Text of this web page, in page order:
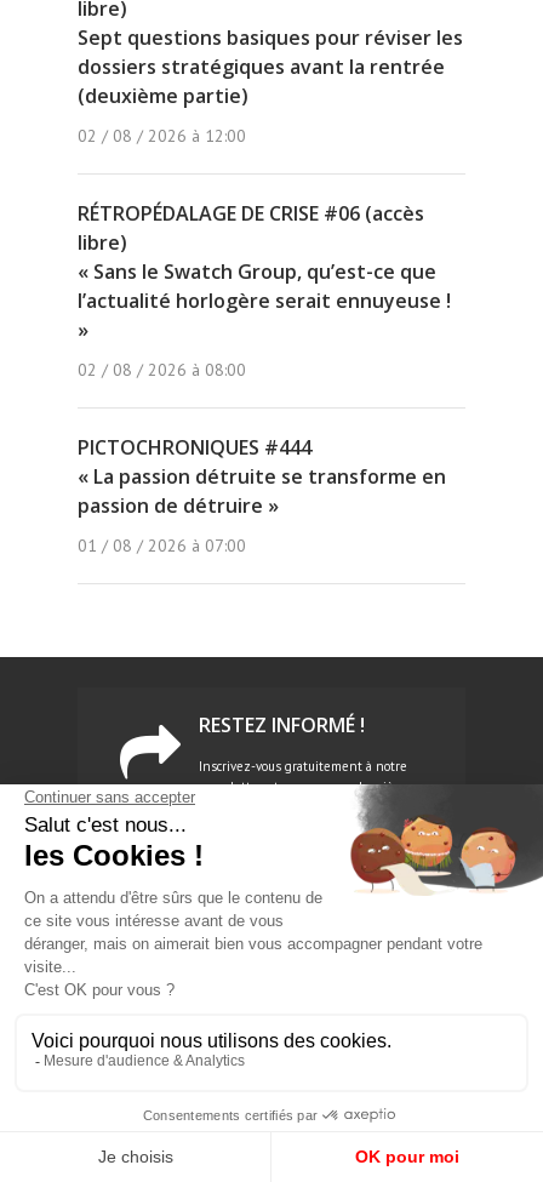
libre)
Sept questions basiques pour réviser les
dossiers stratégiques avant la rentrée
(deuxième partie)
02 / 08 / 2026 à 12:00
RÉTROPÉDALAGE DE CRISE #06 (accès
libre)
« Sans le Swatch Group, qu’est-ce que
l’actualité horlogère serait ennuyeuse !
»
02 / 08 / 2026 à 08:00
PICTOCHRONIQUES #444
« La passion détruite se transforme en
passion de détruire »
01 / 08 / 2026 à 07:00
RESTEZ INFORMÉ !
Inscrivez-vous gratuitement à notre
newsletter et recevez nos dernières
infos directement dans votre boite de
réception ! Nous n'utiliserons pas vos
données personnelles à des fins
commerciales et vous pourrez vous
désabonner n'importe quand d'un
simple clic.
NEWSLETTER